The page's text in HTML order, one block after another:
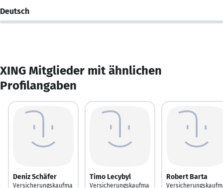
Deutsch
XING Mitglieder mit ähnlichen
Profilangaben
Deniz Schäfer
Versicherungskaufma
Timo Lecybyl
Versicherungskaufma
Robert Barta